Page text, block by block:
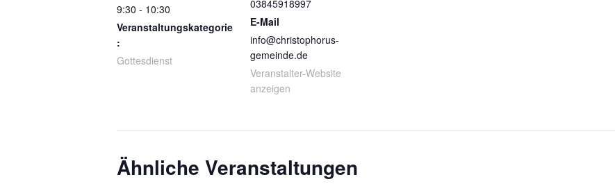
9:30 - 10:30
Veranstaltungskategorie
:
Gottesdienst
03845918997
E-Mail
info@christophorus-
gemeinde.de
Veranstalter-Website
anzeigen
Ähnliche Veranstaltungen